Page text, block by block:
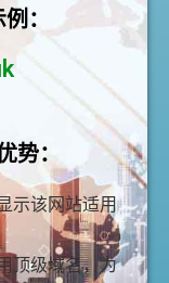
：
势：
示该网站适用
顶级域名，为